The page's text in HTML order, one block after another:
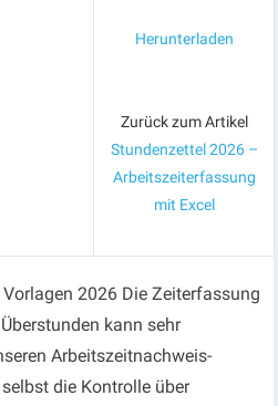
Herunterladen
Zurück zum Artikel
Stundenzettel 2026 –
Arbeitszeiterfassung
mit Excel
2026 Die Zeiterfassung
kann sehr
Arbeitszeitnachweis-
die Kontrolle über